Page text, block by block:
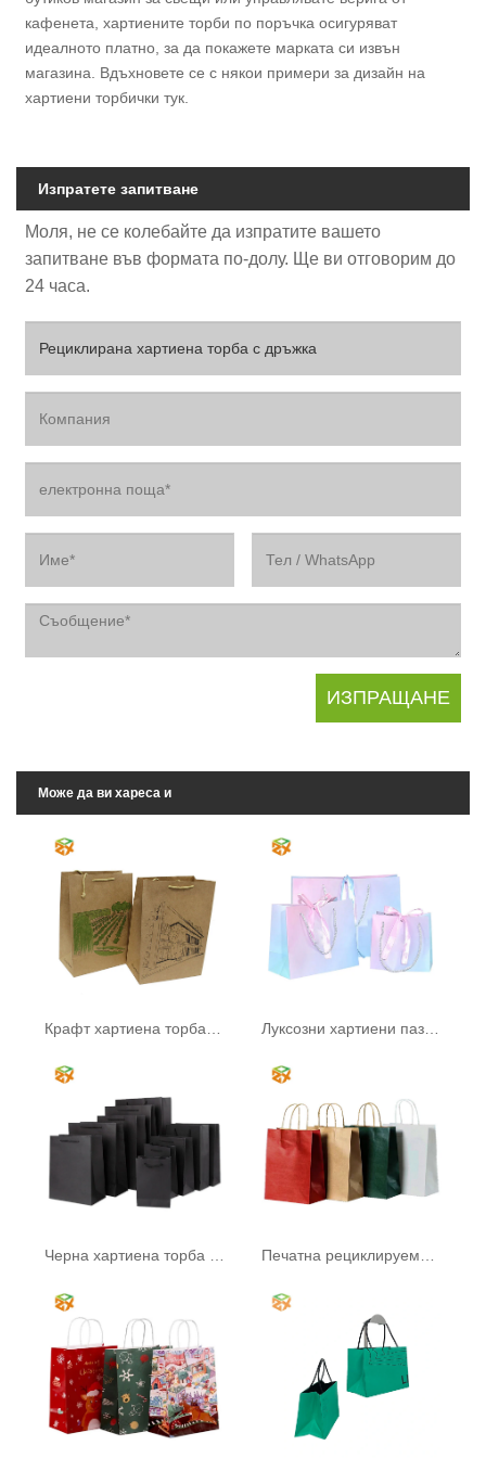
кафенета, хартиените торби по поръчка осигуряват
идеалното платно, за да покажете марката си извън
магазина. Вдъхновете се с някои примери за дизайн на
хартиени торбички тук.
Изпратете запитване
Моля, не се колебайте да изпратите вашето
запитване във формата по-долу. Ще ви отговорим до
24 часа.
Може да ви хареса и
Черна хартиена торба с дръжка Печатна рециклируема хартиена торба